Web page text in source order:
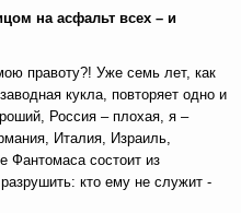
на асфальт всех – и
правоту?! Уже семь лет, как
кукла, повторяет одно и
Россия – плохая, я –
Италия, Израиль,
Фантомаса состоит из
кто ему не служит -